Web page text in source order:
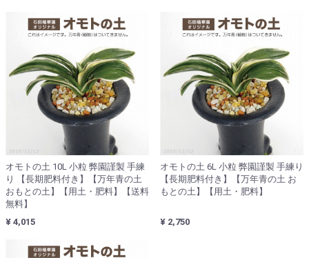
オモトの土 10L 小粒 弊園謹製 手練
り 【長期肥料付き】【万年青の土
おもとの土】【用土・肥料】【送料
無料】
¥ 4,015
オモトの土 6L 小粒 弊園謹製 手練り
【長期肥料付き】【万年青の土 お
もとの土】【用土・肥料】
¥ 2,750